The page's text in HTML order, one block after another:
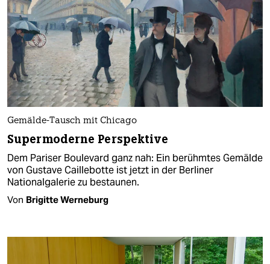
Gemälde-Tausch mit Chicago
Supermoderne Perspektive
Dem Pariser Boulevard ganz nah: Ein berühmtes Gemälde
von Gustave Caillebotte ist jetzt in der Berliner
Nationalgalerie zu bestaunen.
Von Brigitte Werneburg